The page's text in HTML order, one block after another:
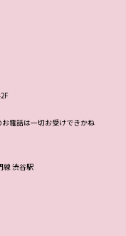
電話は一切お受けできかね
線 渋谷駅